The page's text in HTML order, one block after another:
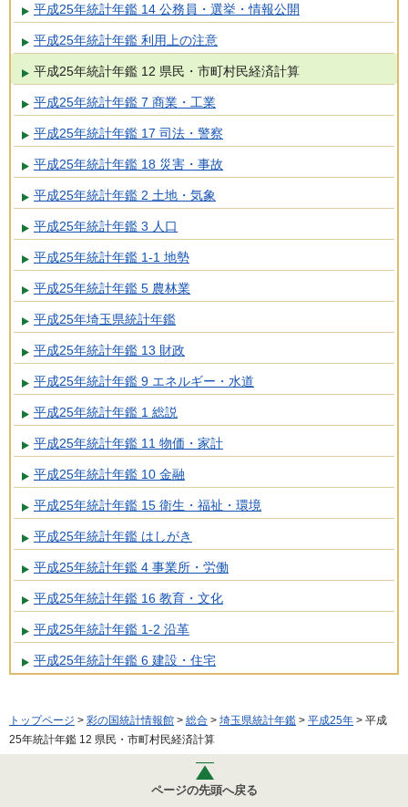
平成25年統計年鑑 14 公務員・選挙・情報公開
平成25年統計年鑑 利用上の注意
平成25年統計年鑑 12 県民・市町村民経済計算
平成25年統計年鑑 7 商業・工業
平成25年統計年鑑 17 司法・警察
平成25年統計年鑑 18 災害・事故
平成25年統計年鑑 2 土地・気象
平成25年統計年鑑 3 人口
平成25年統計年鑑 1-1 地勢
平成25年統計年鑑 5 農林業
平成25年埼玉県統計年鑑
平成25年統計年鑑 13 財政
平成25年統計年鑑 9 エネルギー・水道
平成25年統計年鑑 1 総説
平成25年統計年鑑 11 物価・家計
平成25年統計年鑑 10 金融
平成25年統計年鑑 15 衛生・福祉・環境
平成25年統計年鑑 はしがき
平成25年統計年鑑 4 事業所・労働
平成25年統計年鑑 16 教育・文化
平成25年統計年鑑 1-2 沿革
平成25年統計年鑑 6 建設・住宅
トップページ > 彩の国統計情報館 > 総合 > 埼玉県統計年鑑 > 平成25年 > 平成
25年統計年鑑 12 県民・市町村民経済計算
ページの先頭へ戻る